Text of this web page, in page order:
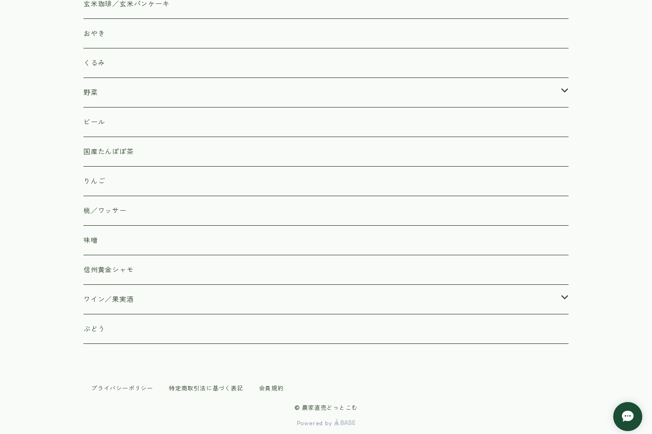
玄米珈琲／玄米パンケーキ
おやき
くるみ
野菜
北原農園
野菜のカネマツ
信州上田市丸子の直売所「あさつゆ」
ビール
国産たんぽぽ茶
りんご
桃／ワッサー
味噌
信州黄金シャモ
ワイン／果実酒
はすみふぁーむ
ぶどう
プライバシーポリシー 特定商取引法に基づく表記 会員規約
© 農家直売どっとこむ
Powered by